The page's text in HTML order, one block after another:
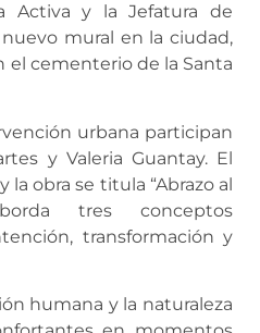
Activa y la Jefatura de
mural en la ciudad,
cementerio de la Santa
urbana participan
y Valeria Guantay. El
la obra se titula “Abrazo al
tres conceptos
transformación y
humana y la naturaleza